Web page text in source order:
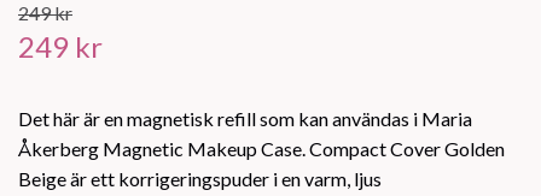
249 kr
249 kr
Det här är en magnetisk refill som kan användas i Maria
Åkerberg Magnetic Makeup Case. Compact Cover Golden
Beige är ett korrigeringspuder i en varm, ljus